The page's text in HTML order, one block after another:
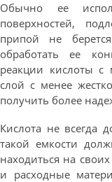
Обычно ее
поверхностей,
припой не
обработать ее
реакции кислоты с
слой с менее
получить более
Кислота не всегда
такой емкости
находиться на
и расходные